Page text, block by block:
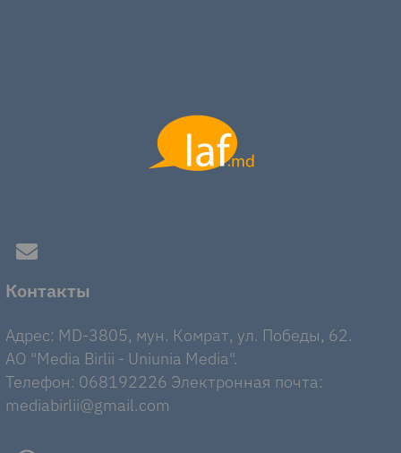
Контакты
Адрес: MD-3805, мун. Комрат, ул. Победы, 62.
AO "Media Birlii - Uniunia Media".
Телефон: 068192226 Электронная почта:
mediabirlii@gmail.com